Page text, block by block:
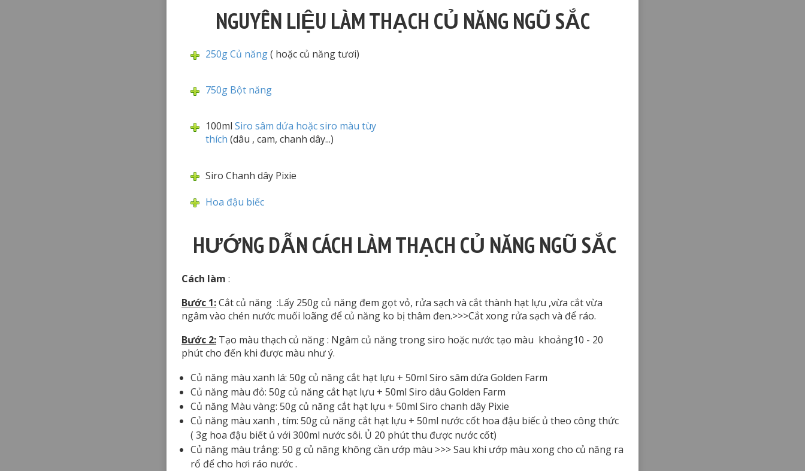
NGUYÊN LIỆU LÀM THẠCH CỦ NĂNG NGŨ SẮC
250g Củ năng( hoặc củ năng tươi)
750g Bột năng
100ml Siro sâm dứa hoặc siro màu tùy
thích (dâu , cam, chanh dây...)
Siro Chanh dây Pixie
Hoa đậu biếc
HƯỚNG DẪN CÁCH LÀM THẠCH CỦ NĂNG NGŨ SẮC
Cách làm :
Bước 1:Cắt củ năng :Lấy 250g củ năng đem gọt vỏ, rửa sạch và cắt thành hạt lựu ,vừa cắt vừa
ngâm vào chén nước muối loãng để củ năng ko bị thâm đen.>>>Cắt xong rửa sạch và để ráo.
Bước 2: Tạo màu thạch củ năng : Ngâm củ năng trong siro hoặc nước tạo màu khoảng10 - 20
phút cho đến khi được màu như ý.
Củ năng màu xanh lá: 50g củ năng cắt hạt lựu + 50ml Siro sâm dứa Golden Farm
Củ năng màu đỏ: 50g củ năng cắt hạt lựu + 50ml Siro dâu Golden Farm
Củ năng Màu vàng: 50g củ năng cắt hạt lựu + 50ml Siro chanh dây Pixie
Củ năng màu xanh , tím: 50g củ năng cắt hạt lựu + 50ml nước cốt hoa đậu biếc ủ theo công thức
( 3g hoa đậu biết ủ với 300ml nước sôi. Ủ 20 phút thu được nước cốt)
Củ năng màu trắng: 50 g củ năng không cần ướp màu >>> Sau khi ướp màu xong cho củ năng ra
rổ để cho hơi ráo nước .